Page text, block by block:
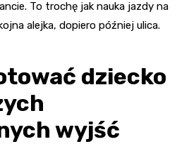
To trochę jak nauka jazdy na
alejka, dopiero później ulica.
dziecko
wyjść